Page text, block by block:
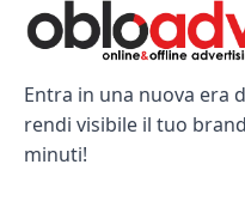
Entra in una nuova era
rendi visibile il tuo
minuti!